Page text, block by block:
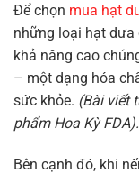
Để chọn mua hạt
những loại hạt dưa
khả năng cao
– một dạng hóa
sức khỏe. (Bài viết
phẩm Hoa Kỳ FDA).
Bên cạnh đó, khi